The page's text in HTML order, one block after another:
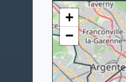
+
−